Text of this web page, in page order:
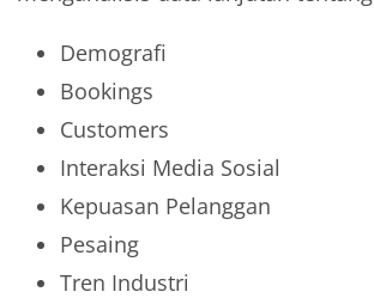
Demografi
Bookings
Customers
Interaksi Media Sosial
Kepuasan Pelanggan
Pesaing
Tren Industri